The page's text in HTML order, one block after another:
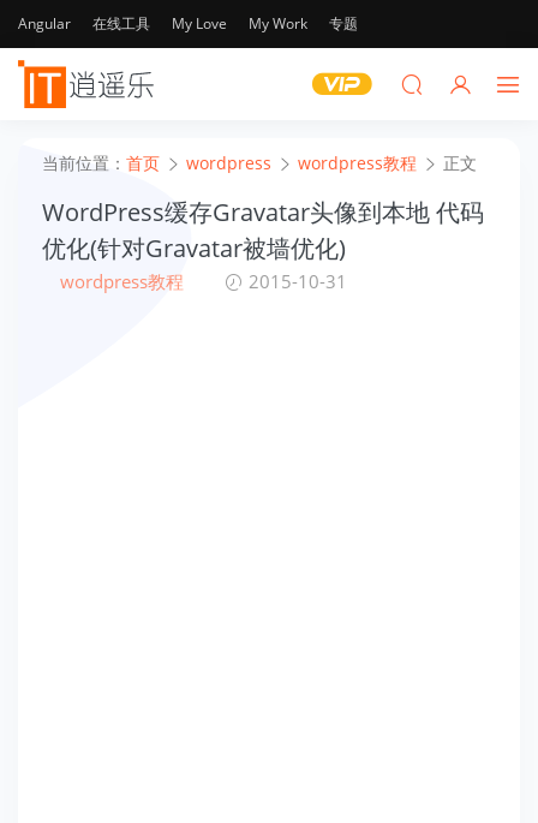
Angular 在线工具 My Love My Work 专题
当前位置： 首页 wordpress wordpress教程 正文
WordPress缓存Gravatar头像到本地 代码
优化(针对Gravatar被墙优化)
wordpress教程 2015-10-31